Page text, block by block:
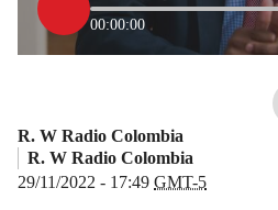
00:00:00
R. W Radio Colombia
R. W Radio Colombia
29/11/2022 - 17:49 GMT-5